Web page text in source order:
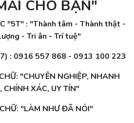
CHO BẠN"
"5T" : "Thành tâm - Thành thật -
- Tri ân - Trí tuệ"
7) : 0916 557 868 - 0913 100 223
"CHUYÊN NGHIỆP, NHANH
CHÍNH XÁC, UY TÍN"
: "LÀM NHƯ ĐÃ NÓI"